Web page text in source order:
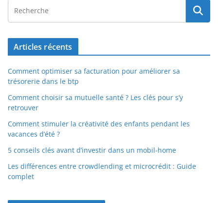
Articles récents
Comment optimiser sa facturation pour améliorer sa
trésorerie dans le btp
Comment choisir sa mutuelle santé ? Les clés pour s’y
retrouver
Comment stimuler la créativité des enfants pendant les
vacances d’été ?
5 conseils clés avant d’investir dans un mobil-home
Les différences entre crowdlending et microcrédit : Guide
complet